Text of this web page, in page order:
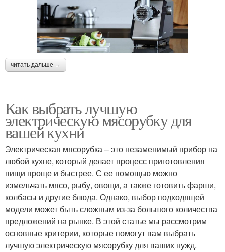
читать дальше →
Как выбрать лучшую
электрическую мясорубку для
вашей кухни
Электрическая мясорубка – это незаменимый прибор на
любой кухне, который делает процесс приготовления
пищи проще и быстрее. С ее помощью можно
измельчать мясо, рыбу, овощи, а также готовить фарши,
колбасы и другие блюда. Однако, выбор подходящей
модели может быть сложным из-за большого количества
предложений на рынке. В этой статье мы рассмотрим
основные критерии, которые помогут вам выбрать
лучшую электрическую мясорубку для ваших нужд.